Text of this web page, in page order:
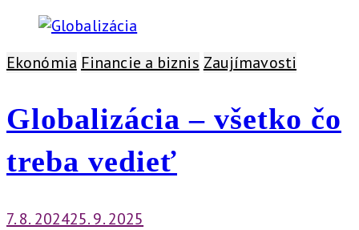
Ekonómia Financie a biznis Zaujímavosti
Globalizácia – všetko čo
treba vedieť
7. 8. 202425. 9. 2025